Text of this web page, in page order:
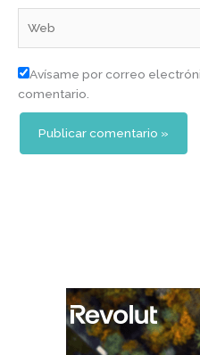
Avísame por correo
comentario.